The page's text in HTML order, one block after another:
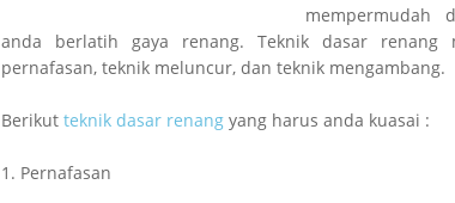
mempermudah
anda berlatih gaya renang. Teknik dasar renang
pernafasan, teknik meluncur, dan teknik mengambang.
Berikut teknik dasar renang yang harus anda kuasai :
1. Pernafasan